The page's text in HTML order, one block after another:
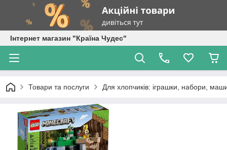
Інтернет магазин "Країна Чудес"
Товари та послуги Для хлопчиків: іграшки, набори,